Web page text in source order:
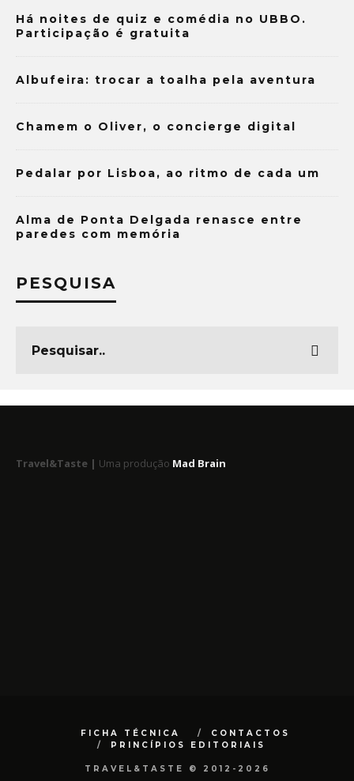
Há noites de quiz e comédia no UBBO.
Participação é gratuita
Albufeira: trocar a toalha pela aventura
Chamem o Oliver, o concierge digital
Pedalar por Lisboa, ao ritmo de cada um
Alma de Ponta Delgada renasce entre
paredes com memória
PESQUISA
Travel&Taste | Uma produção Mad Brain
FICHA TÉCNICA
CONTACTOS
PRINCÍPIOS EDITORIAIS
TRAVEL&TASTE © 2012-2026